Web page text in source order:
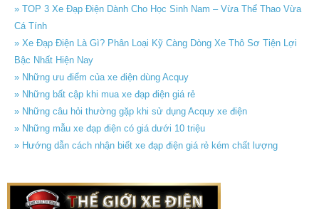
» TOP 3 Xe Đạp Điện Dành Cho Học Sinh Nam – Vừa Thể Thao Vừa
Cá Tính
» Xe Đạp Điện Là Gì? Phân Loại Kỹ Càng Dòng Xe Thô Sơ Tiện Lợi
Bậc Nhất Hiện Nay
» Những ưu điểm của xe điện dùng Acquy
» Những bất cập khi mua xe đạp điện giá rẻ
» Những câu hỏi thường gặp khi sử dụng Acquy xe điện
» Những mẫu xe đạp điện có giá dưới 10 triệu
» Hướng dẫn cách nhận biết xe đạp điện giá rẻ kém chất lượng